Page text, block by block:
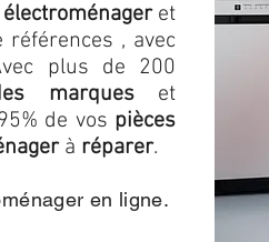
et
, avec
plus de 200
marqueset
de vos pièces
à réparer.
en ligne.